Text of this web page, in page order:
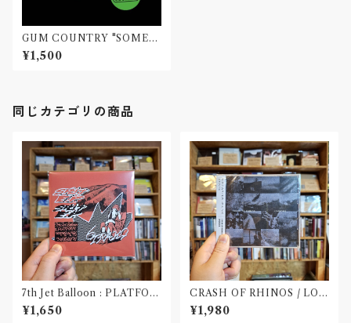
GUM COUNTRY "SOMEW
HERE" CD
¥1,500
同じカテゴリの商品
7th Jet Balloon : PLATFOR
M SPLIT EP(CD)〝長野〟×
〝大阪〟
¥1,650
CRASH OF RHINOS / LOG
BOOK(CD)
¥1,980